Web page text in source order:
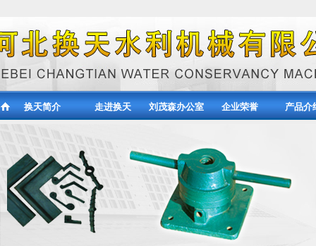
换天简介 走进换天 刘茂森办公室 企业荣誉 产品介